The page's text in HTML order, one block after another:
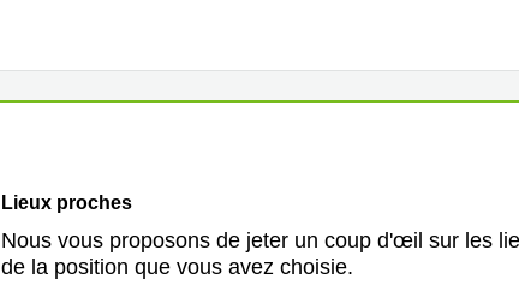
Lieux proches
Nous vous proposons de jeter un coup d'œil sur les
de la position que vous avez choisie.